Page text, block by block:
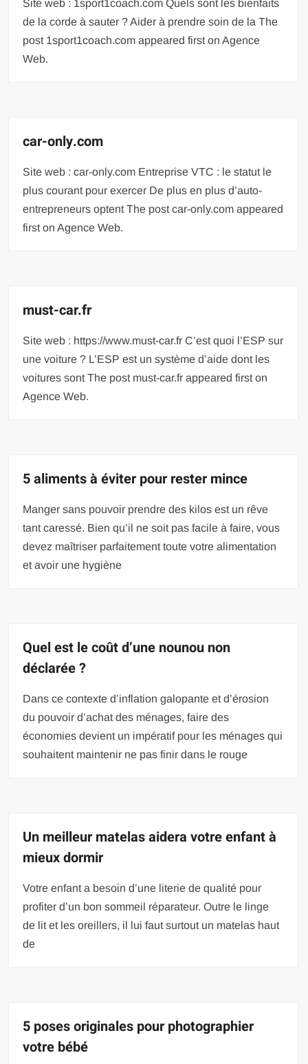
Site web : 1sport1coach.com Quels sont les bienfaits
de la corde à sauter ? Aider à prendre soin de la The
post 1sport1coach.com appeared first on Agence
Web.
car-only.com
Site web : car-only.com Entreprise VTC : le statut le
plus courant pour exercer De plus en plus d’auto-
entrepreneurs optent The post car-only.com appeared
first on Agence Web.
must-car.fr
Site web : https://www.must-car.fr C’est quoi l’ESP sur
une voiture ? L’ESP est un système d’aide dont les
voitures sont The post must-car.fr appeared first on
Agence Web.
5 aliments à éviter pour rester mince
Manger sans pouvoir prendre des kilos est un rêve
tant caressé. Bien qu’il ne soit pas facile à faire, vous
devez maîtriser parfaitement toute votre alimentation
et avoir une hygiène
Quel est le coût d’une nounou non
déclarée ?
Dans ce contexte d’inflation galopante et d’érosion
du pouvoir d’achat des ménages, faire des
économies devient un impératif pour les ménages qui
souhaitent maintenir ne pas finir dans le rouge
Un meilleur matelas aidera votre enfant à
mieux dormir
Votre enfant a besoin d’une literie de qualité pour
profiter d’un bon sommeil réparateur. Outre le linge
de lit et les oreillers, il lui faut surtout un matelas haut
de
5 poses originales pour photographier
votre bébé